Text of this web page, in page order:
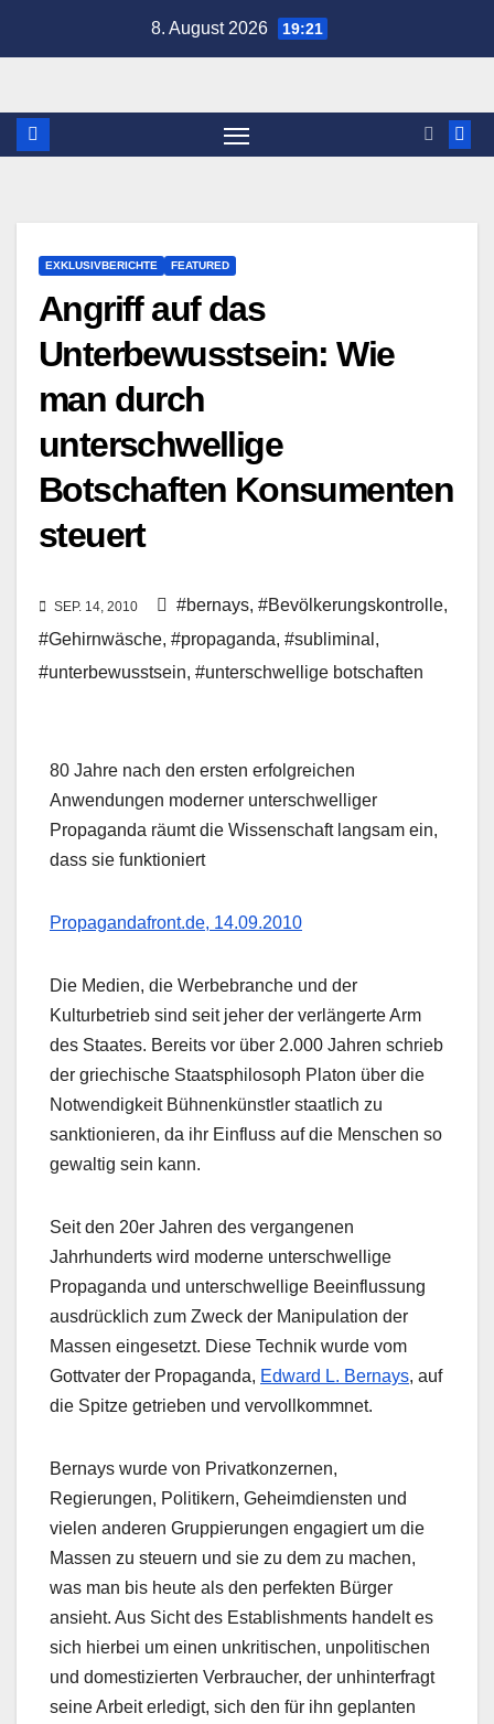
8. August 2026 19:21
EXKLUSIVBERICHTE FEATURED
Angriff auf das
Unterbewusstsein: Wie
man durch
unterschwellige
Botschaften Konsumenten
steuert
SEP. 14, 2010 #bernays, #Bevölkerungskontrolle,
#Gehirnwäsche, #propaganda, #subliminal ,
#unterbewusstsein, #unterschwellige botschaften
80 Jahre nach den ersten erfolgreichen
Anwendungen moderner unterschwelliger
Propaganda räumt die Wissenschaft langsam ein,
dass sie funktioniert
Propagandafront.de, 14.09.2010
Die Medien, die Werbebranche und der
Kulturbetrieb sind seit jeher der verlängerte Arm
des Staates. Bereits vor über 2.000 Jahren schrieb
der griechische Staatsphilosoph Platon über die
Notwendigkeit Bühnenkünstler staatlich zu
sanktionieren, da ihr Einfluss auf die Menschen so
gewaltig sein kann.
Seit den 20er Jahren des vergangenen
Jahrhunderts wird moderne unterschwellige
Propaganda und unterschwellige Beeinflussung
ausdrücklich zum Zweck der Manipulation der
Massen eingesetzt. Diese Technik wurde vom
Gottvater der Propaganda, Edward L. Bernays, auf
die Spitze getrieben und vervollkommnet.
Bernays wurde von Privatkonzernen,
Regierungen, Politikern, Geheimdiensten und
vielen anderen Gruppierungen engagiert um die
Massen zu steuern und sie zu dem zu machen,
was man bis heute als den perfekten Bürger
ansieht. Aus Sicht des Establishments handelt es
sich hierbei um einen unkritischen, unpolitischen
und domestizierten Verbraucher, der unhinterfragt
seine Arbeit erledigt, sich den für ihn geplanten